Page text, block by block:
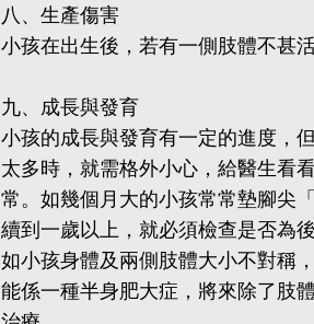
八、生產傷害
小孩在出生後，若有一側肢體不甚
九、成長與發育
小孩的成長與發育有一定的進度，
太多時，就需格外小心，給醫生看
常。如幾個月大的小孩常常墊腳尖
續到一歲以上，就必須檢查是否為
如小孩身體及兩側肢體大小不對稱
能係一種半身肥大症，將來除了肢